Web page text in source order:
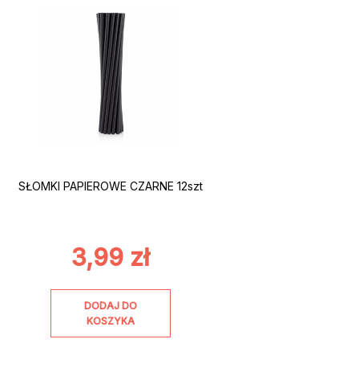
SŁOMKI PAPIEROWE CZARNE 12szt
3,99 zł
DODAJ DO
KOSZYKA